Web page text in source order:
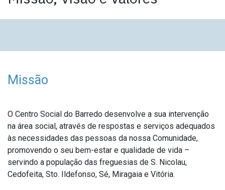
Missão
O Centro Social do Barredo desenvolve a sua intervenção
na área social, através de respostas e serviços adequados
às necessidades das pessoas da nossa Comunidade,
promovendo o seu bem-estar e qualidade de vida –
servindo a população das freguesias de S. Nicolau,
Cedofeita, Sto. Ildefonso, Sé, Miragaia e Vitória.